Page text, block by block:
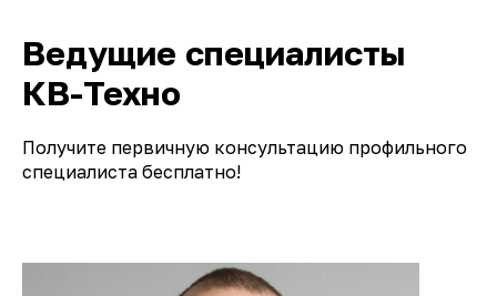
Ведущие специалисты
КВ-Техно
Получите первичную консультацию профильного
специалиста бесплатно!